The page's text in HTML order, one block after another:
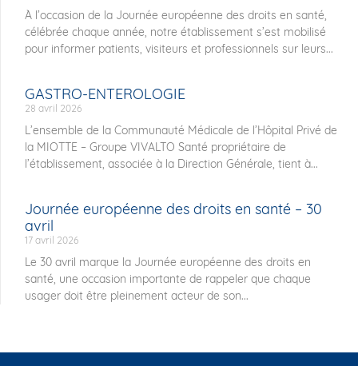
À l’occasion de la Journée européenne des droits en santé,
célébrée chaque année, notre établissement s’est mobilisé
pour informer patients, visiteurs et professionnels sur leurs...
GASTRO-ENTEROLOGIE
28 avril 2026
L’ensemble de la Communauté Médicale de l’Hôpital Privé de
la MIOTTE – Groupe VIVALTO Santé propriétaire de
l’établissement, associée à la Direction Générale, tient à...
Journée européenne des droits en santé – 30
avril
17 avril 2026
Le 30 avril marque la Journée européenne des droits en
santé, une occasion importante de rappeler que chaque
usager doit être pleinement acteur de son...